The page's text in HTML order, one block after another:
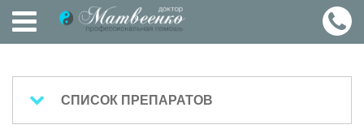
СПИСОК ПРЕПАРАТОВ